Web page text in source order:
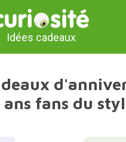
Idées cadeaux
fans du